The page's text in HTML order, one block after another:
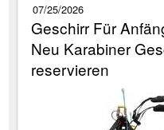
07/25/2026
Geschirr Für
Neu Karabiner
reservieren